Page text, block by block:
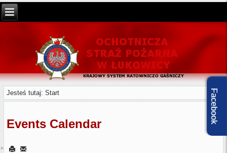
Jesteś tutaj:Start
Events Calendar Facebook